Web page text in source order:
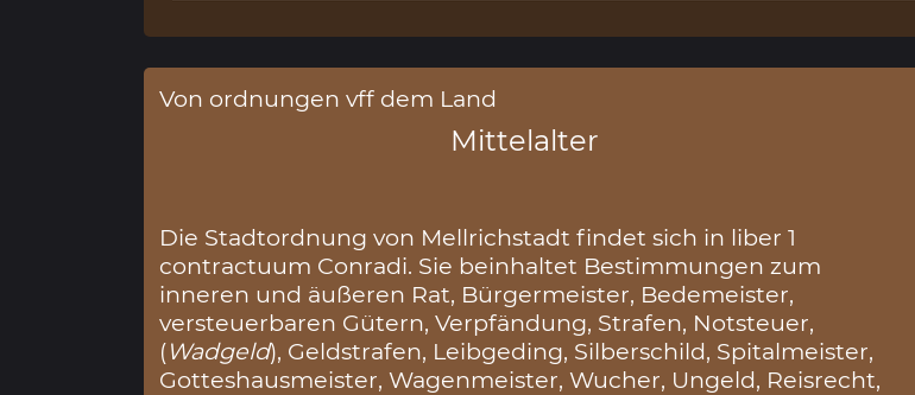
Von ordnungen vff dem Land
Mittelalter
Die Stadtordnung von Mellrichstadt findet sich in liber 1
contractuum Conradi. Sie beinhaltet Bestimmungen zum
inneren und äußeren Rat, Bürgermeister, Bedemeister,
versteuerbaren Gütern, Verpfändung, Strafen, Notsteuer,
(Wadgeld), Geldstrafen, Leibgeding, Silberschild, Spitalmeister,
Gotteshausmeister, Wagenmeister, Wucher, Ungeld, Reisrecht,